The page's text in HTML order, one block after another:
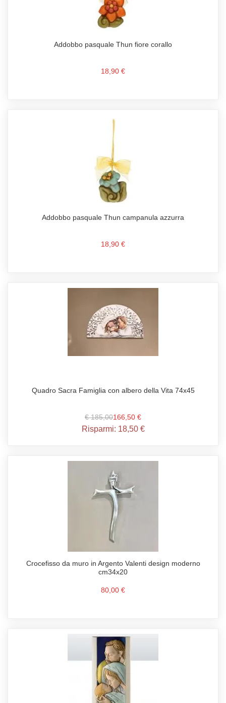
Addobbo pasquale Thun fiore corallo
18,90 €
Addobbo pasquale Thun campanula azzurra
18,90 €
Quadro Sacra Famiglia con albero della Vita 74x45
€ 185,00166,50 €
Risparmi: 18,50 €
Crocefisso da muro in Argento Valenti design moderno
cm34x20
80,00 €